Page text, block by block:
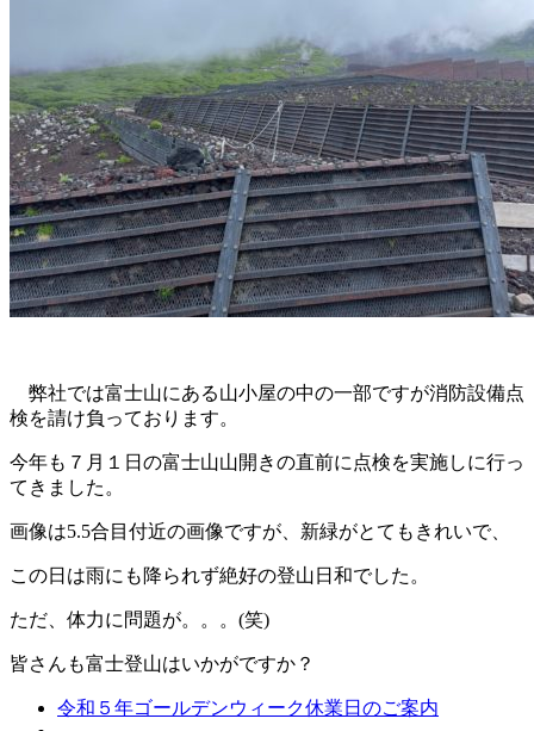
弊社では富士山にある山小屋の中の一部ですが消防設備点
検を請け負っております。
今年も７月１日の富士山山開きの直前に点検を実施しに行っ
てきました。
画像は5.5合目付近の画像ですが、新緑がとてもきれいで、
この日は雨にも降られず絶好の登山日和でした。
ただ、体力に問題が。。。(笑)
皆さんも富士登山はいかがですか？
令和５年ゴールデンウィーク休業日のご案内